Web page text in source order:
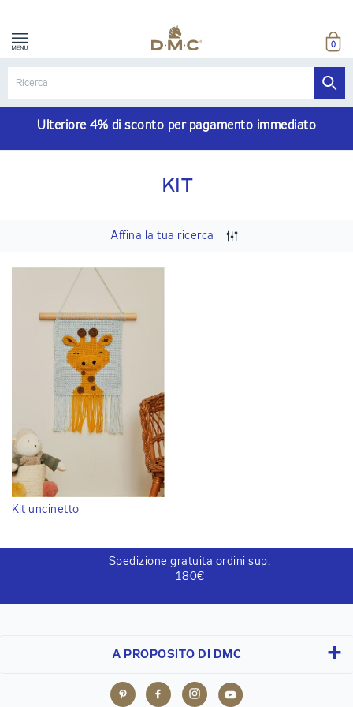
0
Ulteriore 4% di sconto per pagamento immediato
KIT
Affina la tua ricerca
Kit uncinetto
Spedizione gratuita ordini sup.
180€
A PROPOSITO DI DMC